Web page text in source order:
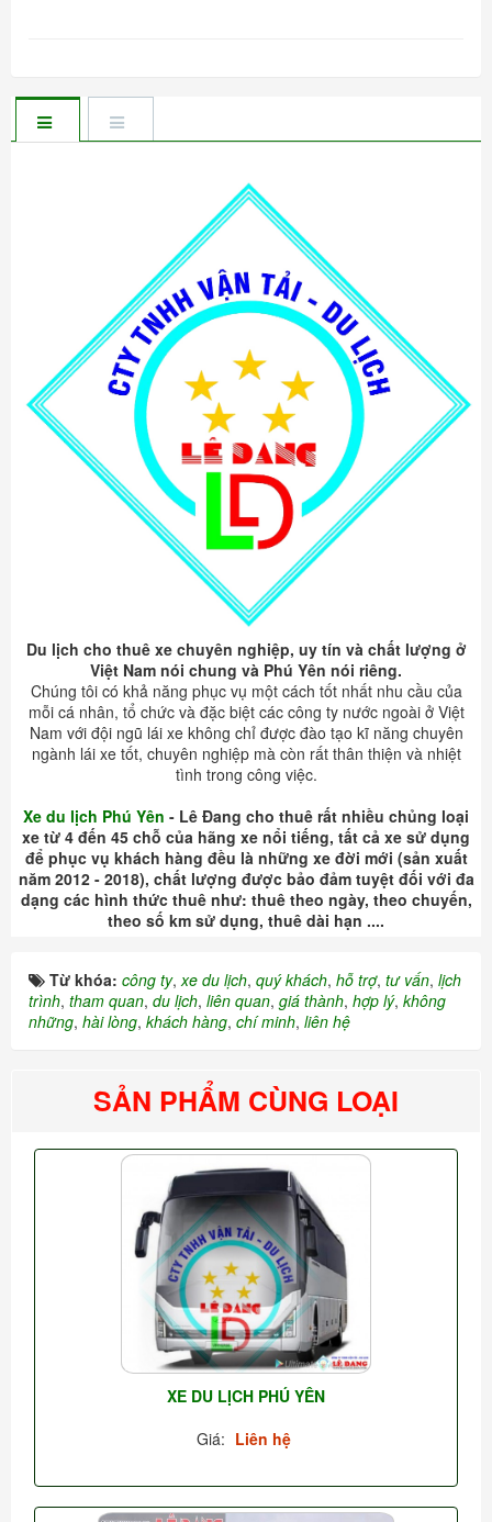
Du lịch cho thuê xe chuyên nghiệp, uy tín và chất lượng ở
Việt Nam nói chung và Phú Yên nói riêng.
Chúng tôi có khả năng phục vụ một cách tốt nhất nhu cầu của
mỗi cá nhân, tổ chức và đặc biệt các công ty nước ngoài ở Việt
Nam với đội ngũ lái xe không chỉ được đào tạo kĩ năng chuyên
ngành lái xe tốt, chuyên nghiệp mà còn rất thân thiện và nhiệt
tình trong công việc.
Xe du lịch Phú Yên - Lê Đang cho thuê rất nhiều chủng loại
xe từ 4 đến 45 chỗ của hãng xe nổi tiếng, tất cả xe sử dụng
để phục vụ khách hàng đều là những xe đời mới (sản xuất
năm 2012 - 2018), chất lượng được bảo đảm tuyệt đối với đa
dạng các hình thức thuê như: thuê theo ngày, theo chuyến,
theo số km sử dụng, thuê dài hạn ....
Từ khóa: công ty,xe du lịch, quý khách, hỗ trợ, tư vấn, lịch
trình, tham quan, du lịch, liên quan, giá thành, hợp lý, không
những, hài lòng, khách hàng, chí minh, liên hệ
SẢN PHẨM CÙNG LOẠI
XE DU LỊCH PHÚ YÊN
Giá: Liên hệ